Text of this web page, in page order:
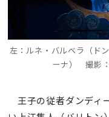
左：ルネ・バルベラ（ド
ーナ） 撮影
王子の従者ダンディ